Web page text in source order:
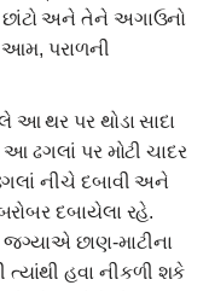
અને તેને અગાઉનો
આમ, પરાળની
આ થર પર થોડા સાદા
આ ઢગલાં પર મોટી ચાદર
નીચે દબાવી અને
દબાયેલા રહે.
છાણ-માટીના
ત્યાંથી હવા નીકળી શકે